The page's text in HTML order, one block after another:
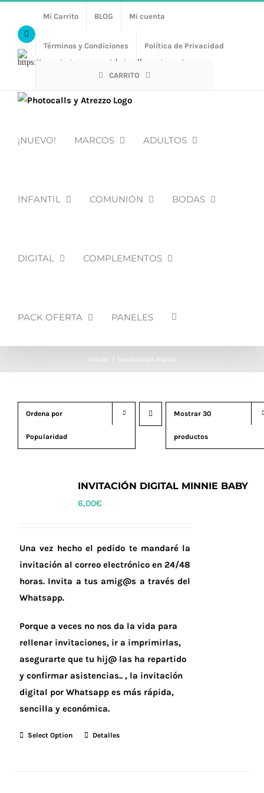
contenidoFacebook
Https://www.instagram.com/photocalls_y_atrezzo/
Mi Carrito BLOG Mi cuenta
Términos y Condiciones Política de Privacidad
CARRITO
¡NUEVO! MARCOS ADULTOS
INFANTIL COMUNIÓN BODAS
DIGITAL COMPLEMENTOS
PACK OFERTA PANELES
Inicio invitacion móvil
Ordena por
Popularidad
Mostrar 30
productos
INVITACIÓN DIGITAL MINNIE BABY
6,00€
Una vez hecho el pedido te mandaré la
invitación al correo electrónico en 24/48
horas. Invita a tus amig@s a través del
Whatsapp.
Porque a veces no nos da la vida para
rellenar invitaciones, ir a imprimirlas,
asegurarte que tu hij@ las ha repartido
y confirmar asistencias.. , la invitación
digital por Whatsapp es más rápida,
sencilla y económica.
Select Option Detalles